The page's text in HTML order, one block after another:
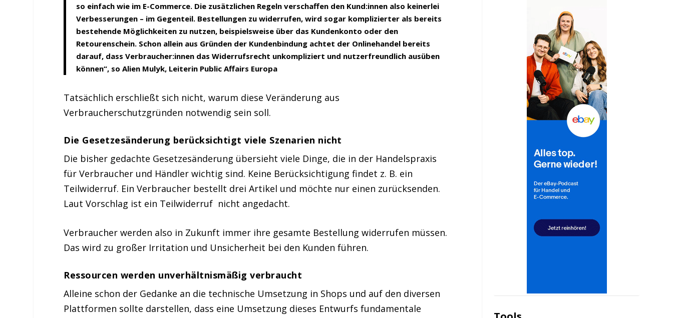
so einfach wie im E-Commerce. Die zusätzlichen Regeln verschaffen den Kund:innen also keinerlei
Verbesserungen – im Gegenteil. Bestellungen zu widerrufen, wird sogar komplizierter als bereits
bestehende Möglichkeiten zu nutzen, beispielsweise über das Kundenkonto oder den
Retourenschein. Schon allein aus Gründen der Kundenbindung achtet der Onlinehandel bereits
darauf, dass Verbraucher:innen das Widerrufsrecht unkompliziert und nutzerfreundlich ausüben
können“, so Alien Mulyk, Leiterin Public Affairs Europa
Tatsächlich erschließt sich nicht, warum diese Veränderung aus
Verbraucherschutzgründen notwendig sein soll.
Die Gesetzesänderung berücksichtigt viele Szenarien nicht
Die bisher gedachte Gesetzesänderung übersieht viele Dinge, die in der Handelspraxis
für Verbraucher und Händler wichtig sind. Keine Berücksichtigung findet z. B. ein
Teilwiderruf. Ein Verbraucher bestellt drei Artikel und möchte nur einen zurücksenden.
Laut Vorschlag ist ein Teilwiderruf nicht angedacht.
Verbraucher werden also in Zukunft immer ihre gesamte Bestellung widerrufen müssen.
Das wird zu großer Irritation und Unsicherheit bei den Kunden führen.
Ressourcen werden unverhältnismäßig verbraucht
Alleine schon der Gedanke an die technische Umsetzung in Shops und auf den diversen
Plattformen sollte darstellen, dass eine Umsetzung dieses Entwurfs fundamentale